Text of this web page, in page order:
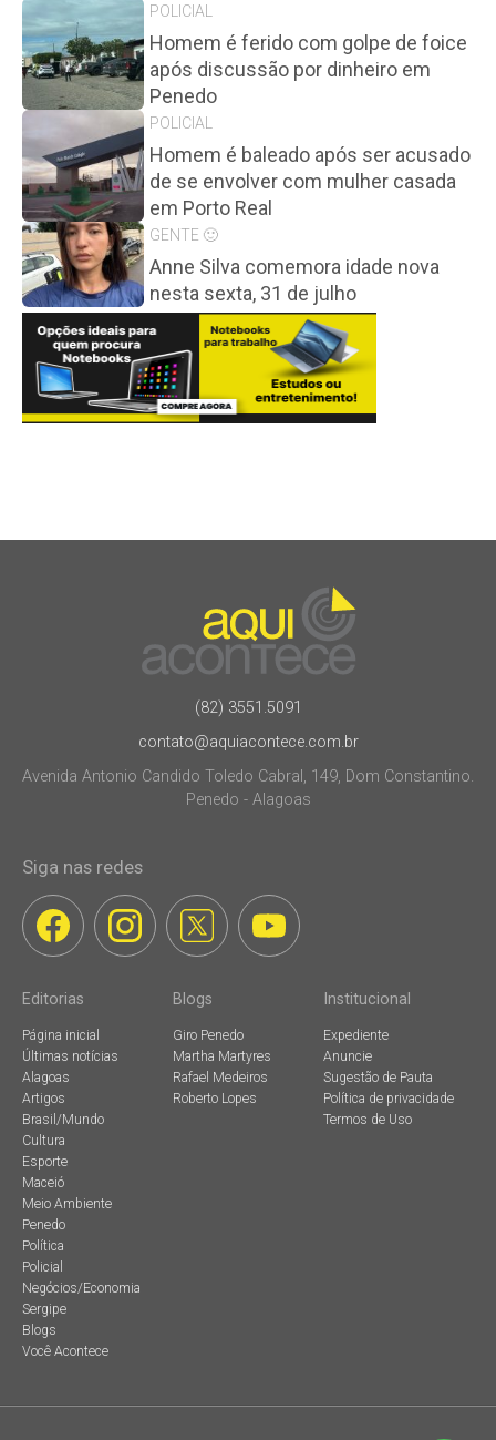
POLICIAL
Homem é ferido com golpe de foice
após discussão por dinheiro em
Penedo
POLICIAL
Homem é baleado após ser acusado
de se envolver com mulher casada
em Porto Real
GENTE 🙂
Anne Silva comemora idade nova
nesta sexta, 31 de julho
(82) 3551.5091
contato@aquiacontece.com.br
Avenida Antonio Candido Toledo Cabral, 149, Dom Constantino.
Penedo - Alagoas
Siga nas redes
Editorias
Página inicial
Últimas notícias
Alagoas
Artigos
Brasil/Mundo
Cultura
Esporte
Maceió
Meio Ambiente
Penedo
Política
Policial
Negócios/Economia
Sergipe
Blogs
Você Acontece
Blogs
Giro Penedo
Martha Martyres
Rafael Medeiros
Roberto Lopes
Institucional
Expediente
Anuncie
Sugestão de Pauta
Política de privacidade
Termos de Uso